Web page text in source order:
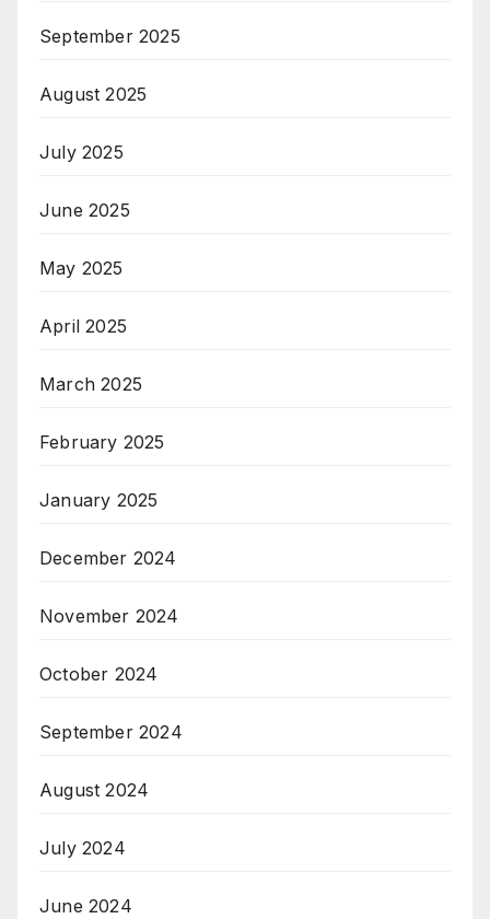
September 2025
August 2025
July 2025
June 2025
May 2025
April 2025
March 2025
February 2025
January 2025
December 2024
November 2024
October 2024
September 2024
August 2024
July 2024
June 2024